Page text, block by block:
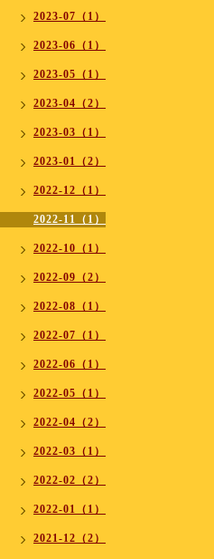
2023-07（1）
2023-06（1）
2023-05（1）
2023-04（2）
2023-03（1）
2023-01（2）
2022-12（1）
2022-11（1）
2022-10（1）
2022-09（2）
2022-08（1）
2022-07（1）
2022-06（1）
2022-05（1）
2022-04（2）
2022-03（1）
2022-02（2）
2022-01（1）
2021-12（2）